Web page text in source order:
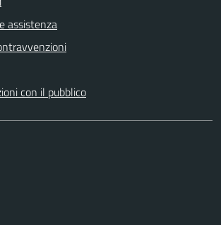
assistenza
con il pubblico